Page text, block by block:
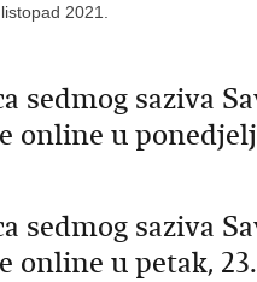
2021.
sedmog saziva
online u
sedmog saziva
online u petak,